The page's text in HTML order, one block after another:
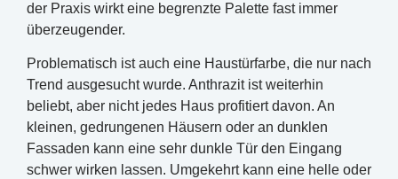
der Praxis wirkt eine begrenzte Palette fast immer
überzeugender.
Problematisch ist auch eine Haustürfarbe, die nur nach
Trend ausgesucht wurde. Anthrazit ist weiterhin
beliebt, aber nicht jedes Haus profitiert davon. An
kleinen, gedrungenen Häusern oder an dunklen
Fassaden kann eine sehr dunkle Tür den Eingang
schwer wirken lassen. Umgekehrt kann eine helle oder